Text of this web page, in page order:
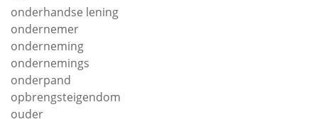
onderhandse lening
ondernemer
onderneming
ondernemings
onderpand
opbrengsteigendom
ouder